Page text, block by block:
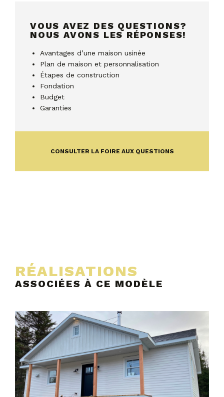
VOUS AVEZ DES QUESTIONS?
NOUS AVONS LES RÉPONSES!
Avantages d’une maison usinée
Plan de maison et personnalisation
Étapes de construction
Fondation
Budget
Garanties
CONSULTER LA FOIRE AUX QUESTIONS
RÉALISATIONS
ASSOCIÉES À CE MODÈLE